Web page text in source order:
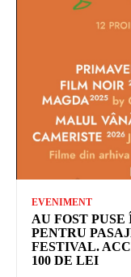
EVENIMENT
AU FOST
PENTRU
FESTIVAL.
100 DE LEI